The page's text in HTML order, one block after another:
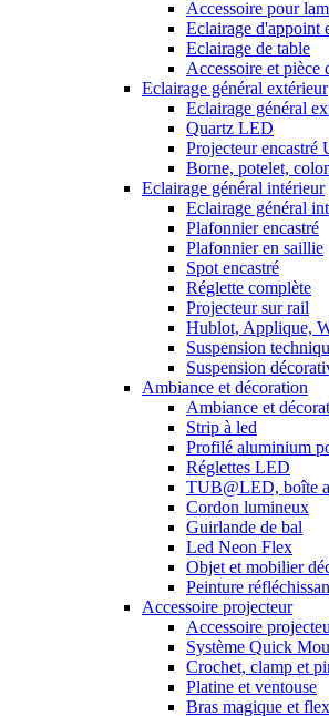
Accessoire pour
Eclairage d'appoint
Eclairage de table
Accessoire et pièce
Eclairage général extérieur
Eclairage général
Quartz LED
Projecteur encastré
Borne, potelet,
Eclairage général intérieur
Eclairage général
Plafonnier encastré
Plafonnier en saillie
Spot encastré
Réglette complète
Projecteur sur rail
Hublot, Applique,
Suspension
Suspension
Ambiance et décoration
Ambiance et
Strip à led
Profilé aluminium
Réglettes LED
TUB@LED, boîte
Cordon lumineux
Guirlande de bal
Led Neon Flex
Objet et mobilier
Peinture
Accessoire projecteur
Accessoire
Système Quick
Crochet, clamp et
Platine et ventouse
Bras magique et